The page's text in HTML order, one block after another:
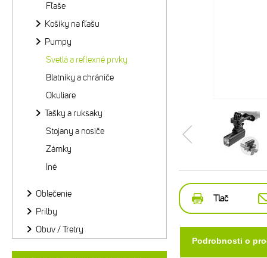
Tlač
Podrobnosti o
Fľaše
Košíky na fľašu
Pumpy
Svetlá a reflexné prvky
Blatníky a chrániče
Okuliare
Tašky a ruksaky
Stojany a nosiče
Zámky
Iné
Oblečenie
Prilby
Obuv / Tretry